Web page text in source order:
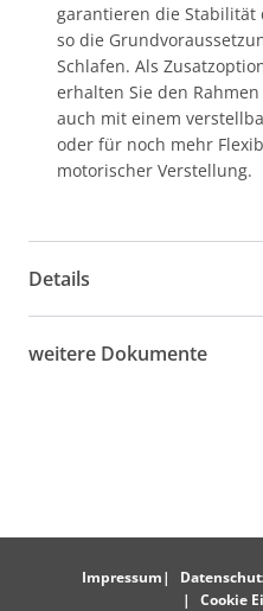
garantieren die Stabilität
so die
Schlafen. Als
erhalten Sie den
auch mit einem
oder für noch mehr
motorischer Verstellung.
Details
weitere Dokumente
Impressum
Cookie